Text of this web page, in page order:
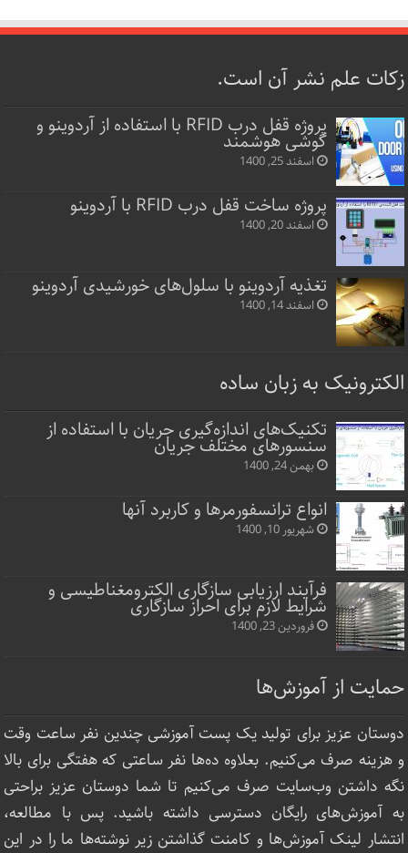
زکات علم نشر آن است.
پروژه قفل‌ درب RFID با استفاده از آردوینو و
گوشی هوشمند
اسفند 25, 1400
پروژه ساخت قفل‌ درب RFID با آردوینو
اسفند 20, 1400
تغذیه آردوینو با سلول‌های خورشیدی آردوینو
اسفند 14, 1400
الکترونیک به زبان ساده
تکنیک‌های اندازه‌گیری جریان با استفاده از
سنسورهای مختلف جریان
بهمن 24, 1400
انواع ترانسفورمرها و کاربرد آنها
شهریور 10, 1400
فرآیند ارزیابی سازگاری الکترومغناطیسی و
شرایط لازم برای احراز سازگاری
فروردین 23, 1400
حمایت از آموزش‌ها
دوستان عزیز برای تولید یک پست آموزشی چندین نفر ساعت‌ وقت
و هزینه صرف می‌کنیم. بعلاوه ده‌ها نفر ساعتی که هفتگی برای بالا
نگه داشتن وب‌سایت صرف ‌می‌کنیم تا شما دوستان عزیز براحتی
به آموزش‌های رایگان دسترسی داشته باشید. پس با مطالعه،
انتشار لینک‌ آموزش‌ها و کامنت گذاشتن زیر نوشته‌‌ها ما را در این